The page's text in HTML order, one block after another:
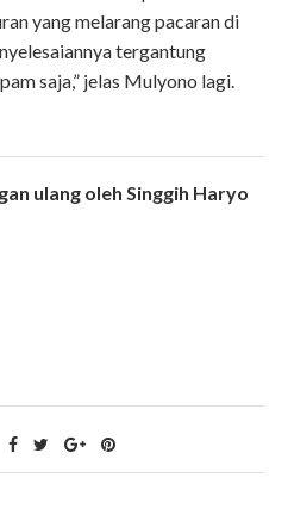
yang melarang pacaran di
tergantung
saja,” jelas Mulyono lagi.
ulang oleh Singgih Haryo